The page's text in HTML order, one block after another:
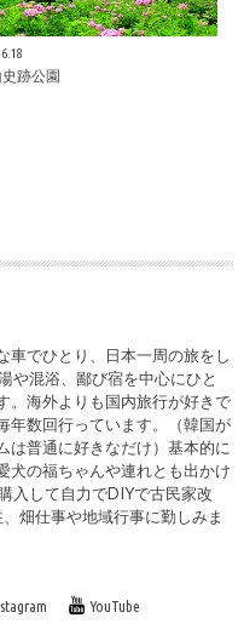
跡公園
車でひとり、日本一周の旅をし
や混浴、鄙び宿を中心にひと
。海外よりも国内旅行が好きで
年数回行っています。（韓国が
は普通に好きなだけ）基本的に
犬の福ちゃんや連れとも出かけ
入して自力でDIYで古民家改
畑仕事や地域行事に勤しみま
YouTube